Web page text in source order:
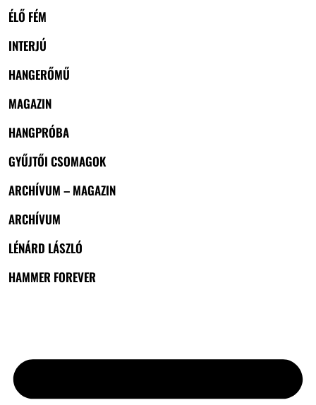
ÉLŐ FÉM
INTERJÚ
HANGERŐMŰ
MAGAZIN
HANGPRÓBA
GYŰJTŐI CSOMAGOK
ARCHÍVUM – MAGAZIN
ARCHÍVUM
LÉNÁRD LÁSZLÓ
HAMMER FOREVER